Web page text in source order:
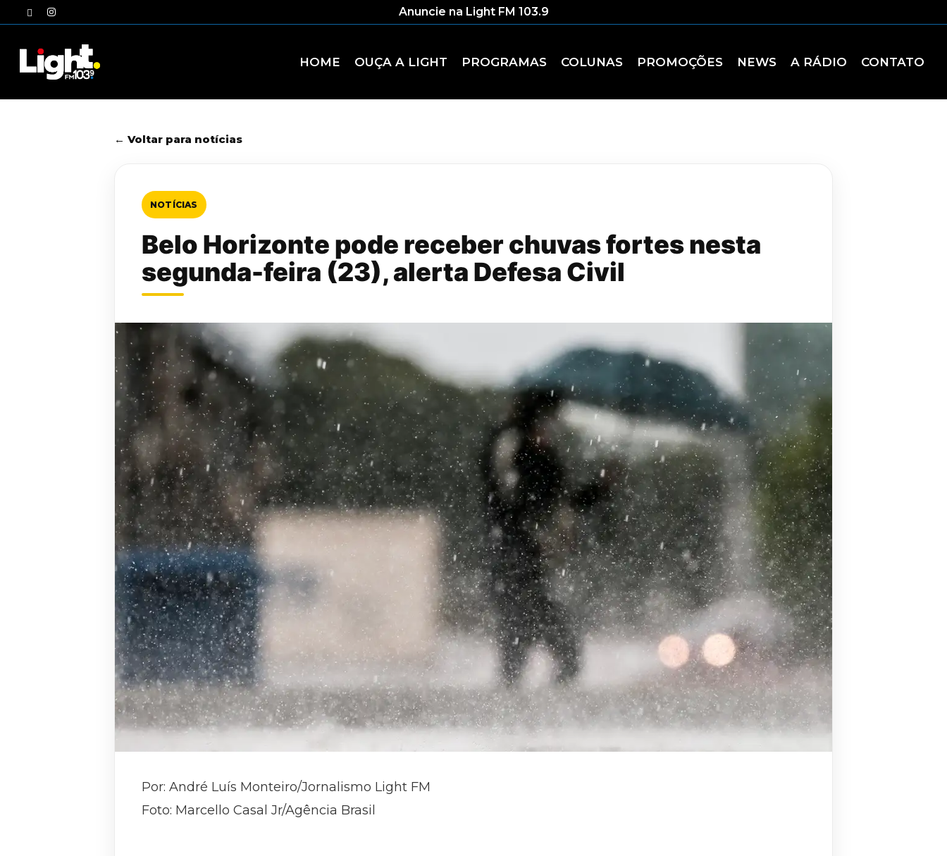
to
twitterinstagram Anuncie na Light FM 103.9
HOME OUÇA A LIGHT PROGRAMAS COLUNAS PROMOÇÕES NEWS A RÁDIO CONTATO
← Voltar para notícias
NOTÍCIAS
Belo Horizonte pode receber chuvas fortes nesta
segunda-feira (23), alerta Defesa Civil
Por: André Luís Monteiro/Jornalismo Light FM
Foto: Marcello Casal Jr/Agência Brasil